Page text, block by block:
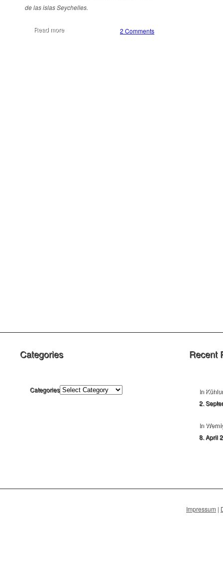
de las islas Seychelles.
2 Comments
Read more
Categories
Categories
Recent
In
2.
In
8. April
Impressum |